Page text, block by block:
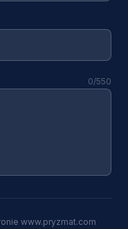
0/550
www.pryzmat.com